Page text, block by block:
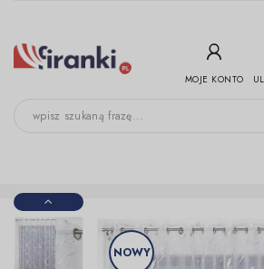
MOJE KONTO
NOWY